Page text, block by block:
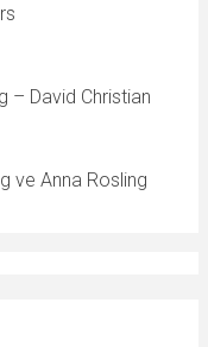
– David Christian
ve Anna Rosling